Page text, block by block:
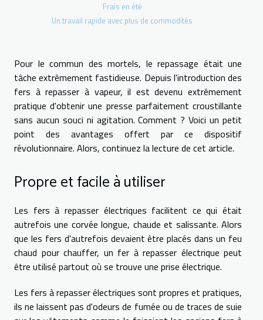
Frais en été
Un travail rapide avec plus de commodités
Pour le commun des mortels, le repassage était une
tâche extrêmement fastidieuse. Depuis l'introduction des
fers à repasser à vapeur, il est devenu extrêmement
pratique d'obtenir une presse parfaitement croustillante
sans aucun souci ni agitation. Comment ? Voici un petit
point des avantages offert par ce dispositif
révolutionnaire. Alors, continuez la lecture de cet article.
Propre et facile à utiliser
Les fers à repasser électriques facilitent ce qui était
autrefois une corvée longue, chaude et salissante. Alors
que les fers d'autrefois devaient être placés dans un feu
chaud pour chauffer, un fer à repasser électrique peut
être utilisé partout où se trouve une prise électrique.
Les fers à repasser électriques sont propres et pratiques,
ils ne laissent pas d'odeurs de fumée ou de traces de suie